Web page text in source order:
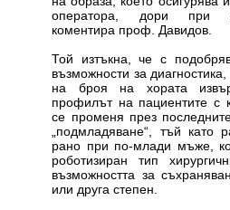
оператора, дори при
коментира проф. Давидов.
Той изтъкна, че с
възможности за
на броя на хората
профилът на пациентите с
се променя през
„подмладяване“, тъй като
рано при по-млади мъже,
роботизиран тип
възможността за
или друга степен.